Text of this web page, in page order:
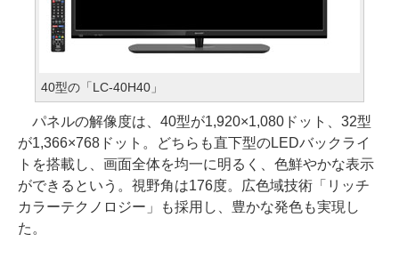
40型の「LC-40H40」
パネルの解像度は、40型が1,920×1,080ドット、32型
が1,366×768ドット。どちらも直下型のLEDバックライ
トを搭載し、画面全体を均一に明るく、色鮮やかな表示
ができるという。視野角は176度。広色域技術「リッチ
カラーテクノロジー」も採用し、豊かな発色も実現し
た。